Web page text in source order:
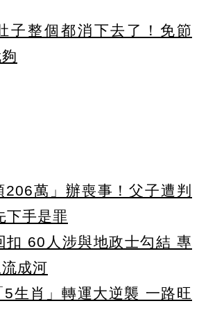
子整個都消下去了！免節
206萬」辦喪事！父子遭判
下手是罪
扣 60人涉與地政士勾結 專
成河
5生肖」轉運大逆襲 一路旺